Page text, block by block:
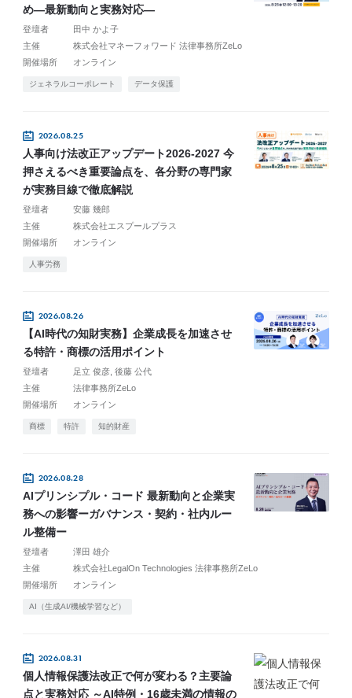
め―最新動向と実務対応―
登壇者
田中 かよ子
主催
株式会社マネーフォワード 法律事務所ZeLo
開催場所
オンライン
ジェネラルコーポレート データ保護
2026.08.25
人事向け法改正アップデート2026-2027 今
押さえるべき重要論点を、各分野の専門家
が実務目線で徹底解説
登壇者
安藤 幾郎
主催
株式会社エスプールプラス
開催場所
オンライン
人事労務
2026.08.26
【AI時代の知財実務】企業成長を加速させ
る特許・商標の活用ポイント
登壇者 足立 俊彦 後藤 公代
主催
法律事務所ZeLo
開催場所
オンライン
商標 特許 知的財産
2026.08.28
AIプリンシプル・コード 最新動向と企業実
務への影響ーガバナンス・契約・社内ルー
ル整備ー
登壇者
澤田 雄介
主催
株式会社LegalOn Technologies 法律事務所ZeLo
開催場所
オンライン
AI（生成AI/機械学習など）
2026.08.31
個人情報保護法改正で何が変わる？主要論
点と実務対応 ～AI特例・16歳未満の情報の